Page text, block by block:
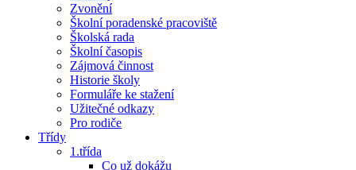
Zvonění
Školní poradenské pracoviště
Školská rada
Školní časopis
Zájmová činnost
Historie školy
Formuláře ke stažení
Užitečné odkazy
Pro rodiče
Třídy
1.třída
Co už dokážu